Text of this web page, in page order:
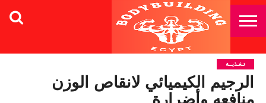
تـغـذيــة
الرجيم الكيميائي لانقاص الوزن
منافعه وأضرارة